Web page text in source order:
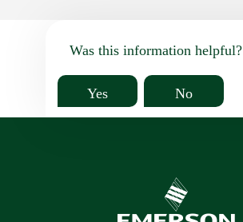
Was this information helpful?
Yes No